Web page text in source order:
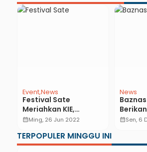
EventNews
Festival Sate
Meriahkan KIE,
Hitungan Menit
Ludes
calendar_monthMing, 26 Jun 2022
News
1,6
calendar_monthSen, 6
TERPOPULER MINGGU INI